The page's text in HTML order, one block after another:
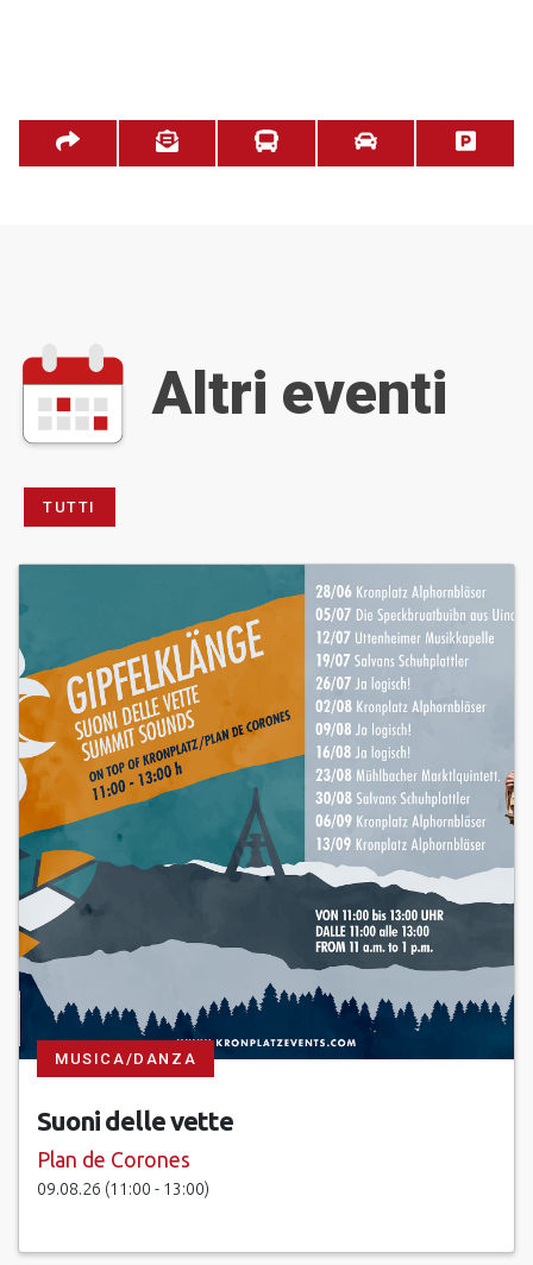
Altri eventi
TUTTI
MUSICA/DANZA
Suoni delle vette
Plan de Corones
09.08.26 (11:00 - 13:00)